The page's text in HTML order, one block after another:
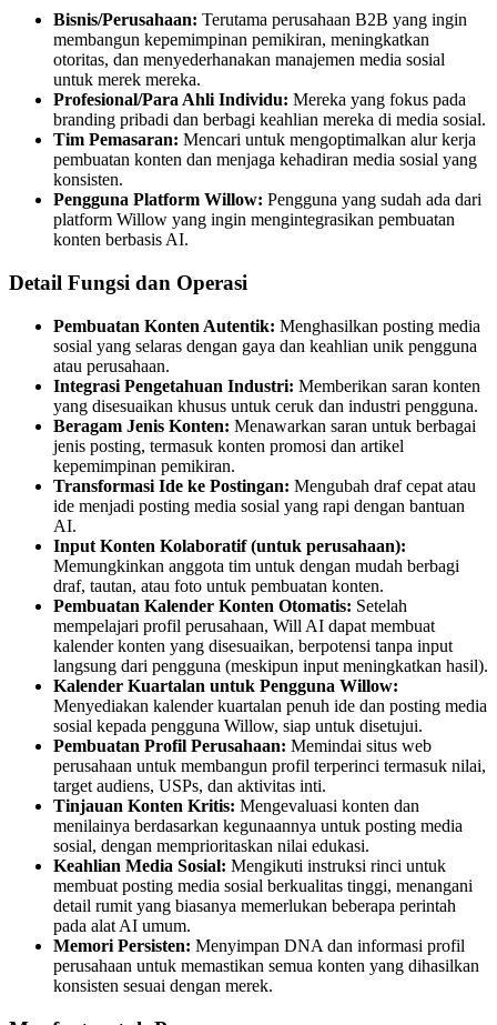
Bisnis/Perusahaan: Terutama perusahaan B2B yang ingin
membangun kepemimpinan pemikiran, meningkatkan
otoritas, dan menyederhanakan manajemen media sosial
untuk merek mereka.
Profesional/Para Ahli Individu: Mereka yang fokus pada
branding pribadi dan berbagi keahlian mereka di media sosial.
Tim Pemasaran: Mencari untuk mengoptimalkan alur kerja
pembuatan konten dan menjaga kehadiran media sosial yang
konsisten.
Pengguna Platform Willow: Pengguna yang sudah ada dari
platform Willow yang ingin mengintegrasikan pembuatan
konten berbasis AI.
Detail Fungsi dan Operasi
Pembuatan Konten Autentik: Menghasilkan posting media
sosial yang selaras dengan gaya dan keahlian unik pengguna
atau perusahaan.
Integrasi Pengetahuan Industri: Memberikan saran konten
yang disesuaikan khusus untuk ceruk dan industri pengguna.
Beragam Jenis Konten: Menawarkan saran untuk berbagai
jenis posting, termasuk konten promosi dan artikel
kepemimpinan pemikiran.
Transformasi Ide ke Postingan: Mengubah draf cepat atau
ide menjadi posting media sosial yang rapi dengan bantuan
AI.
Input Konten Kolaboratif (untuk perusahaan):
Memungkinkan anggota tim untuk dengan mudah berbagi
draf, tautan, atau foto untuk pembuatan konten.
Pembuatan Kalender Konten Otomatis: Setelah
mempelajari profil perusahaan, Will AI dapat membuat
kalender konten yang disesuaikan, berpotensi tanpa input
langsung dari pengguna (meskipun input meningkatkan hasil).
Kalender Kuartalan untuk Pengguna Willow:
Menyediakan kalender kuartalan penuh ide dan posting media
sosial kepada pengguna Willow, siap untuk disetujui.
Pembuatan Profil Perusahaan: Memindai situs web
perusahaan untuk membangun profil terperinci termasuk nilai,
target audiens, USPs, dan aktivitas inti.
Tinjauan Konten Kritis: Mengevaluasi konten dan
menilainya berdasarkan kegunaannya untuk posting media
sosial, dengan memprioritaskan nilai edukasi.
Keahlian Media Sosial: Mengikuti instruksi rinci untuk
membuat posting media sosial berkualitas tinggi, menangani
detail rumit yang biasanya memerlukan beberapa perintah
pada alat AI umum.
Memori Persisten: Menyimpan DNA dan informasi profil
perusahaan untuk memastikan semua konten yang dihasilkan
konsisten sesuai dengan merek.